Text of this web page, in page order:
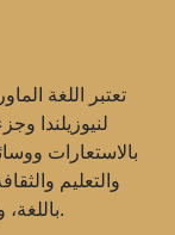
تعتبر اللغة
لنيوزيلندا
بالاستعارات
والتعليم
باللغة، وتتخذ الحكومة خطوات للحفاظ عليها وتعزيزها.